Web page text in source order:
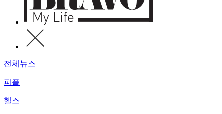
전체뉴스
피플
헬스